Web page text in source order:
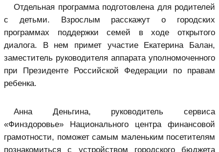
Отдельная программа подготовлена для родителей
с детьми. Взрослым расскажут о городских
программах поддержки семей в ходе открытого
диалога. В нем примет участие Екатерина Балан,
заместитель руководителя аппарата уполномоченного
при Президенте Российской Федерации по правам
ребенка.
Анна Деньгина, руководитель сервиса
«Финздоровье» Национального центра финансовой
грамотности, поможет самым маленьким посетителям
познакомиться с устройством городского бюджета